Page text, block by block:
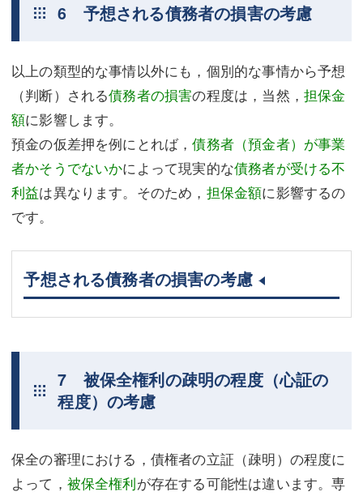
6 予想される債務者の損害の考慮
以上の類型的な事情以外にも，個別的な事情から予想
（判断）される債務者の損害の程度は，当然， 担保金
額に影響します。
預金の仮差押を例にとれば，債務者（預金者）が事業
者かそうでないかによって現実的な債務者が受ける不
利益は異なります。そのため， 担保金額に影響するの
です。
予想される債務者の損害の考慮
7 被保全権利の疎明の程度（心証の
程度）の考慮
保全の審理における，債権者の立証（疎明）の程度に
よって， 被保全権利が存在する可能性は違います。専